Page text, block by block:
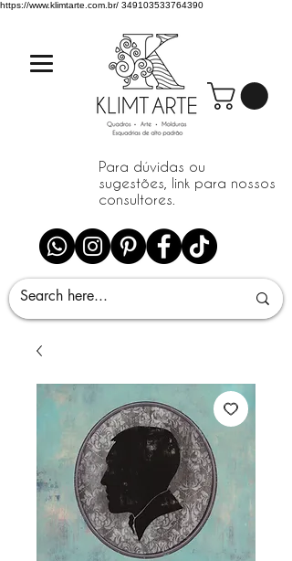
https://www.klimtarte.com.br/ 349103533764390
Para dúvidas ou
sugestões, link para nossos
consultores.